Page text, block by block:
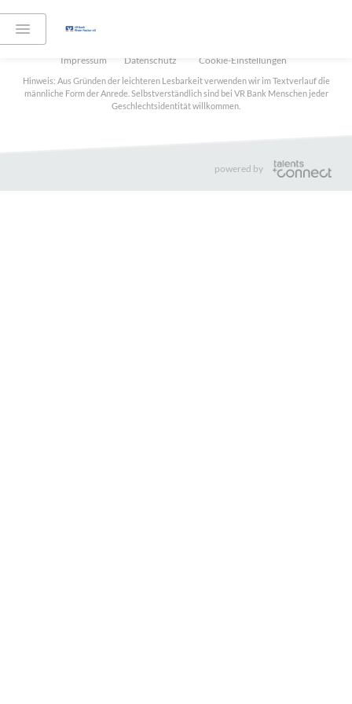
Impressum Datenschutz Cookie-Einstellungen
Hinweis: Aus Gründen der leichteren Lesbarkeit verwenden wir im Textverlauf die
männliche Form der Anrede. Selbstverständlich sind bei VR Bank Menschen jeder
Geschlechtsidentität willkommen.
powered by